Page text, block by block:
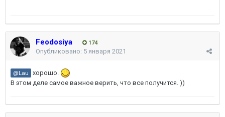
Feodosiya 174
Опубликовано: 5 января 2021
@Lau
хорошо.
В этом деле самое важное верить, что все получится. ))